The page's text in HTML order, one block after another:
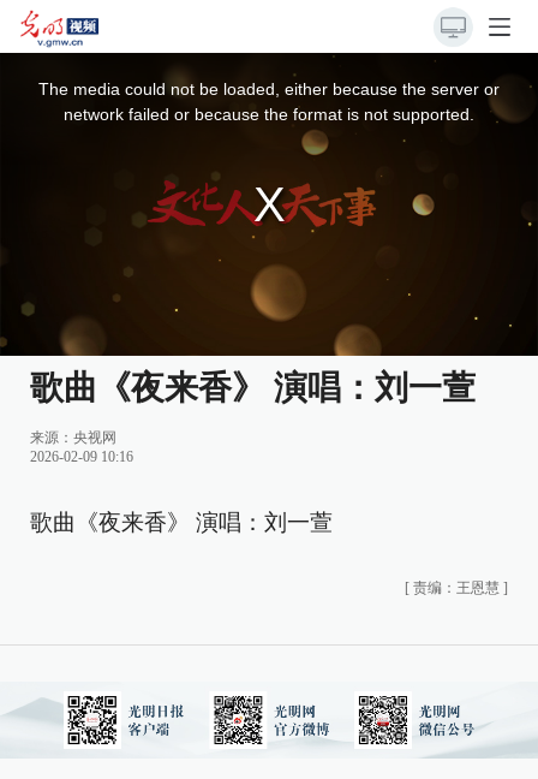
The media could not be loaded, either because the server or
network failed or because the format is not supported.
歌曲《夜来香》 演唱：刘一萱
来源： 央视网
2026-02-09 10:16
歌曲《夜来香》 演唱：刘一萱
[ 责编：王恩慧 ]